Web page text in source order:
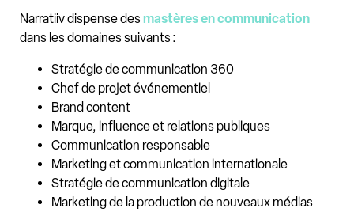
Narratiiv dispense desmastères en communication
dans les domaines suivants :
Stratégie de communication 360
Chef de projet événementiel
Brand content
Marque, influence et relations publiques
Communication responsable
Marketing et communication internationale
Stratégie de communication digitale
Marketing de la production de nouveaux médias